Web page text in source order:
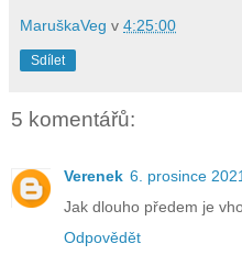
MaruškaVeg v 4:25:00
Sdílet
5 komentářů:
Verenek 6. prosince
Jak dlouho předem je
Odpovědět